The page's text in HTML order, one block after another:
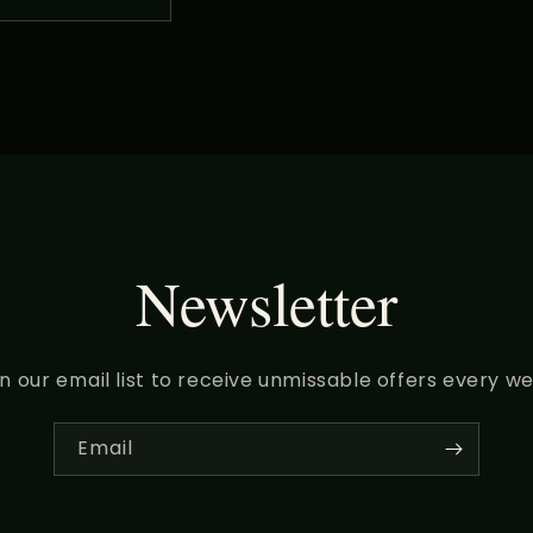
Newsletter
our email list to receive unmissable offers every
Email